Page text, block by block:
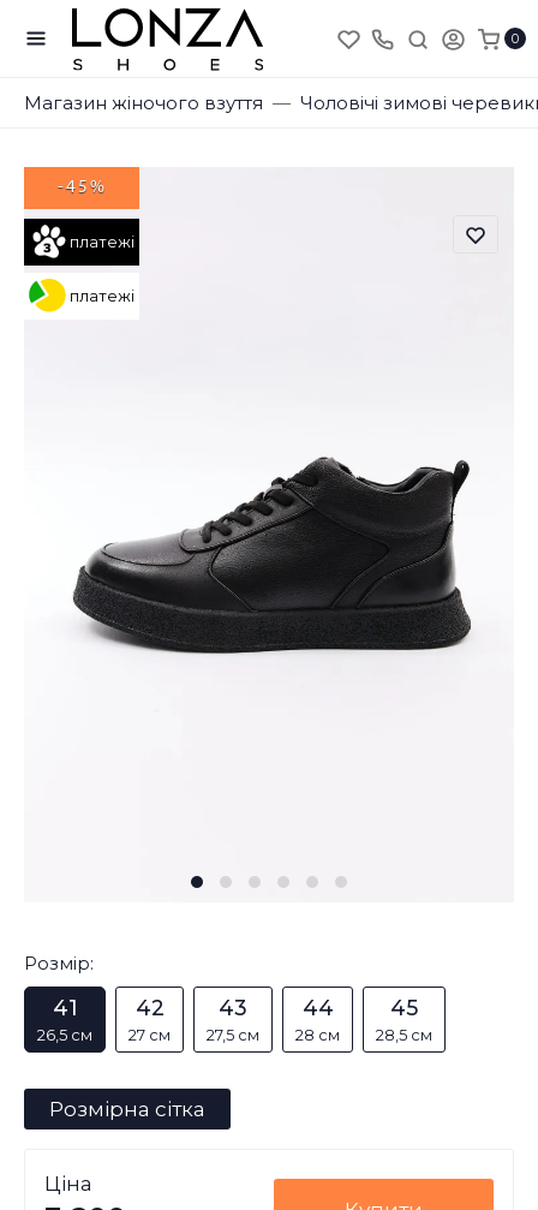
0
Магазин жіночого взуття Чоловічі зимові
платежі
платежі
-45%
Розмір:
41
26,5 см
42
27 см
43
27,5 см
44
28 см
45
28,5 см
Розмірна сітка
Ціна